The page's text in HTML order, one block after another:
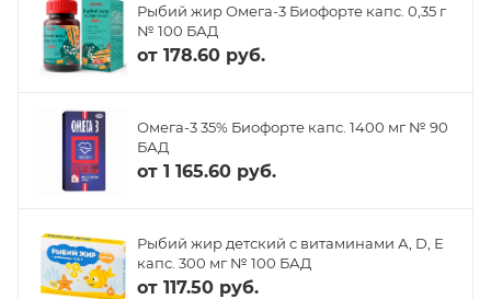
Рыбий жир Омега-3 Биофорте капс. 0,35 г
№ 100 БАД
от 178.60 руб.
Омега-3 35% Биофорте капс. 1400 мг № 90
БАД
от 1 165.60 руб.
Рыбий жир детский с витаминами А, D, Е
капс. 300 мг № 100 БАД
от 117.50 руб.